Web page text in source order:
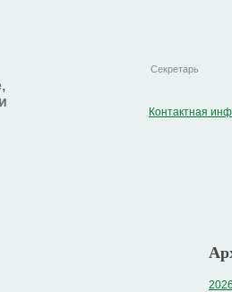
Секретарь
Контактная
2026